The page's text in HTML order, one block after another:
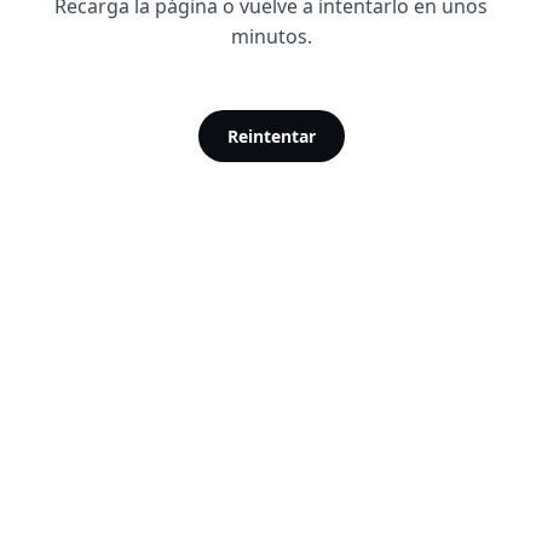
Recarga la página o vuelve a intentarlo en unos
minutos.
Reintentar